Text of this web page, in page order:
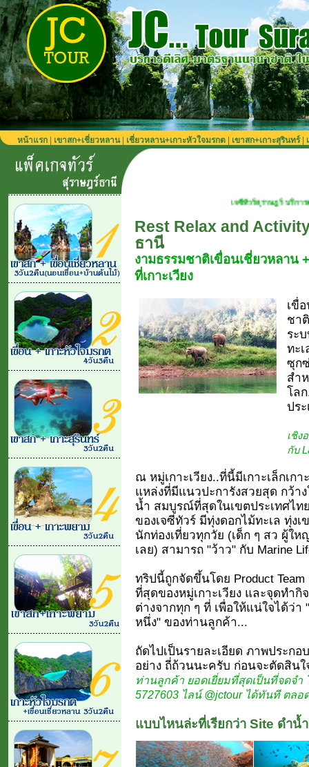
หน้าแรก เขาสก+เชี่ยวหลาน| เชี่ยวหลาน+เกาะหัวใจมรกต เขาสก+เกาะสุรินทร์|
เจซีทัวร์สุราษฎร์ บริการตลอดปี เที่ยวได้ทุก
Rest Relax and
ธานี
งามธรรมชาติเขื่อนเชี่ยวหลาน
ที่เกาะเวียง
เขื่
ชา
ระ
ทะ
ซุก
สำ
โล
ปร
เชิง
กับ
ณ หมู่เกาะเวียง..ที่นี้มีเกาะเล็กเก
แหล่งที่มีแนวปะการังสวยสุด กว้า
น้ำ สมบูรณ์ที่สุดในเขตประเทศไ
ของเจซีทัวร์ มีทุ่งดอกไม้ทะเล ทุ่ง
นักท่องเที่ยวทุกวัย (เด็ก ๆ สว ผู้ใ
เลย) สามารถ "ว้าว" กับ Marine
ทริปนี้ถูกจัดขึ้นโดย Product
ที่สุดของหมู่เกาะเวียง และจุดทำ
ต่างจากทุก ๆ ที่ เพื่อให้แน่ใจได้ว่
หนึ่ง" ของท่านลูกค้า...
ถัดไปเป็นรายละเอียด ภาพประก
อย่าง ถี่ถ้วนนะครับ ก่อนจะตัดสิน
ท่านลูกค้า ยอดเยี่ยมที่สุดเป็นที่จดจำ
5727603 ไลน์ @jctour ได้ทันที ตลอ
แบบไหนล่ะที่เรียกว่า Site ดำ